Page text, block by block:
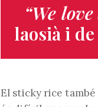
“We
laosià i
El sticky rice